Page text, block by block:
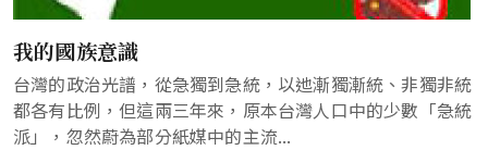
我的國族意識
台灣的政治光譜，從急獨到急統，以迆漸獨漸統、非獨非統
都各有比例，但這兩三年來，原本台灣人口中的少數「急統
派」，忽然蔚為部分紙媒中的主流...